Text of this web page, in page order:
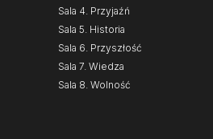
Sala 4. Przyjaźń
Sala 5. Historia
Sala 6. Przyszłość
Sala 7. Wiedza
Sala 8. Wolność